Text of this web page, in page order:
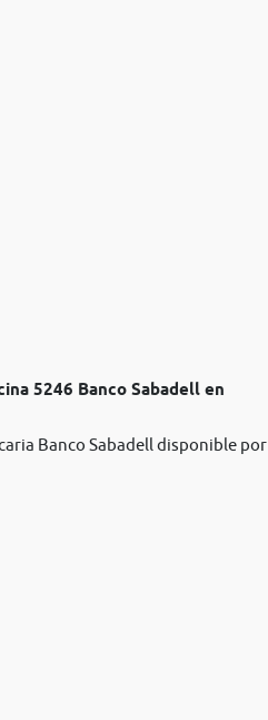
5246 Banco Sabadell en
Banco Sabadell disponible por